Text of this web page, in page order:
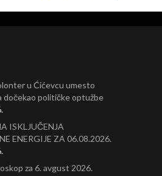
u Ćićevcu umesto
dočekao političke optužbe
ISKLJUČENJA
ENERGIJE ZA 06.08.2026.
za 6. avgust 2026.